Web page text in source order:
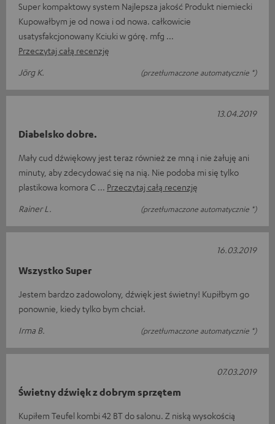
Super kompaktowy system Najlepsza jakość Produkt niemiecki
Kupowałbym je od nowa i od nowa. całkowicie
usatysfakcjonowany Kciuki w górę. mfg
Przeczytaj całą recenzję
Jörg K.
(przetłumaczone automatycznie *)
Diabelsko dobre.
Mały cud dźwiękowy jest teraz również ze mną i nie żałuję ani
minuty, aby zdecydować się na nią. Nie podoba mi się tylko
plastikowa komora C
Przeczytaj całą recenzję
Rainer L.
(przetłumaczone automatycznie *)
13.04.2019
Wszystko Super
Jestem bardzo zadowolony, dźwięk jest świetny! Kupiłbym go
ponownie, kiedy tylko bym chciał.
Irma B.
(przetłumaczone automatycznie *)
16.03.2019
Świetny dźwięk z dobrym sprzętem
Kupiłem Teufel kombi 42 BT do salonu. Z niską wysokością
07.03.2019